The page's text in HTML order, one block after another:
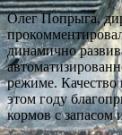
Олег Попрыга,
динамично
режиме. Качество
этом году
кормов с запасом